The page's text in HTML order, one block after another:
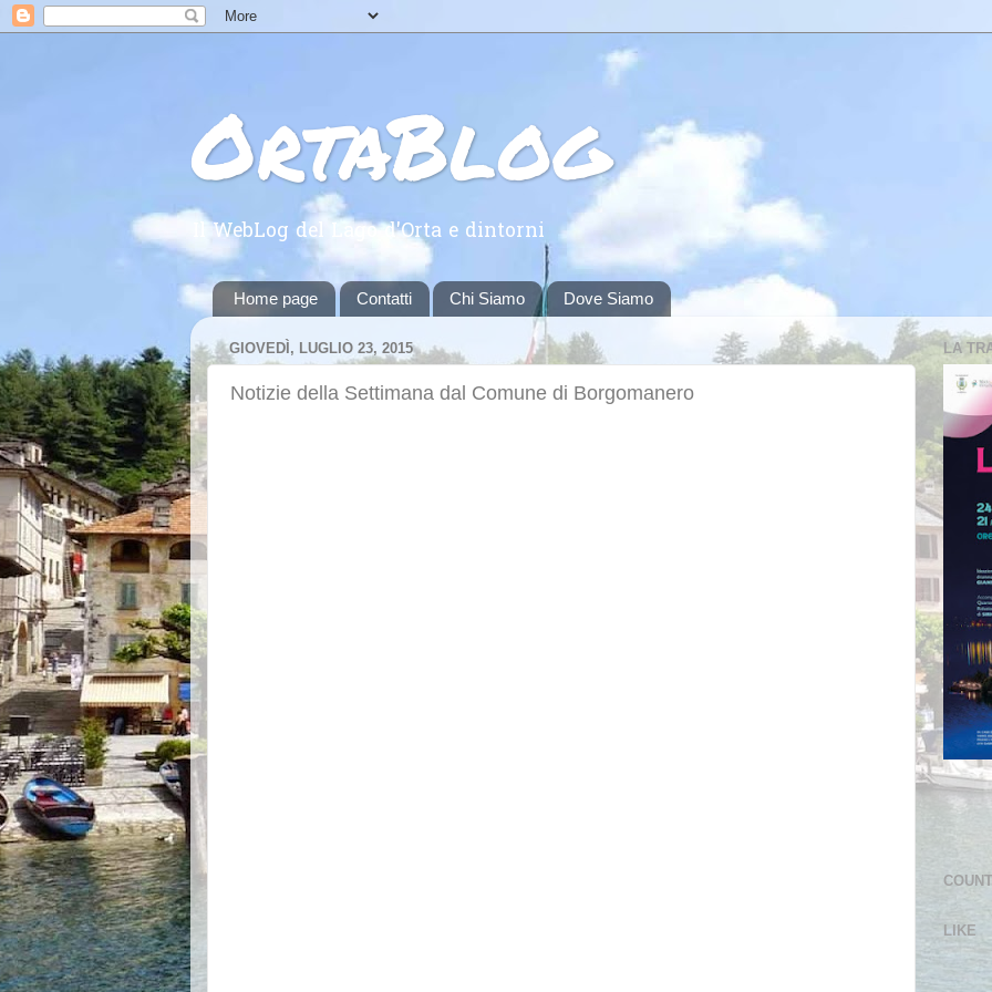
OrtaBlog
Il WebLog del Lago d'Orta e dintorni
Home page Contatti Chi Siamo Dove Siamo
GIOVEDÌ, LUGLIO 23, 2015
Notizie della Settimana dal Comune di Borgomanero
LA
LIKE